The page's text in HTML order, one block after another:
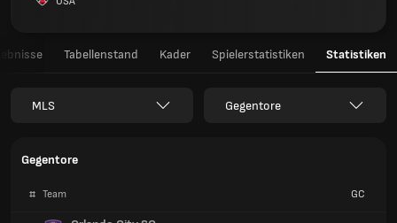
Tabellenstand Kader Spielerstatistiken Statistiken
MLS Gegentore
Gegentore
# Team GC